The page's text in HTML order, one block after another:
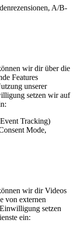
A/B-
wir dir über die
Features
unserer
setzen wir auf
Tracking)
Mode,
wir dir Videos
von externen
setzen
ein: